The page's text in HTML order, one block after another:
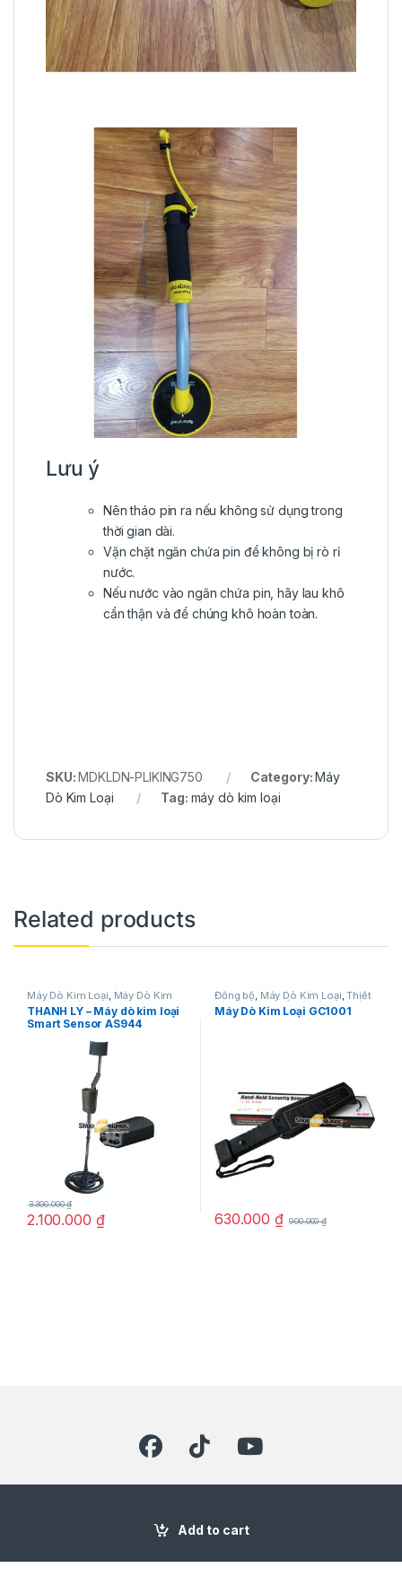
Add to cart
Lưu ý
Nên tháo pin ra nếu không sử dụng trong
thời gian dài.
Vặn chặt ngăn chứa pin để không bị rò rỉ
nước.
Nếu nước vào ngăn chứa pin, hãy lau khô
cẩn thận và để chúng khô hoàn toàn.
SKU:MDKLDN-PLIKING750 Category:Máy
Dò Kim Loại
Tag: máy dò kim loại
Related products
Máy Dò Kim Loại Máy Dò Kim
Loại Giá Rẻ
THANH LÝ – Máy dò kim loại
Smart Sensor AS944
2.100.000 ₫
3.300.000₫
Đồng bộ Máy Dò Kim Loại ,Thiết
Bị An Ninh, Thiết Bị Công Nghệ -
Điện Tử, Thiết Bị Kiểm Tra An
Máy Dò Kim Loại GC1001
630.000 ₫ 900.000₫
03 7337 6116